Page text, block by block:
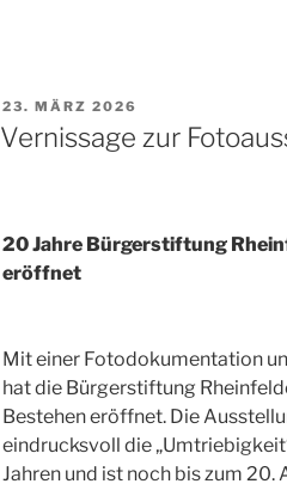
VERÖFFENTLICHT
AM
23. MÄRZ 2026
Vernissage zur
20 Jahre Bürgerstiftung
eröffnet
Mit einer Fotodokumentation
hat die Bürgerstiftung
Bestehen eröffnet. Die
eindrucksvoll die
Jahren und ist noch bis zum 20.